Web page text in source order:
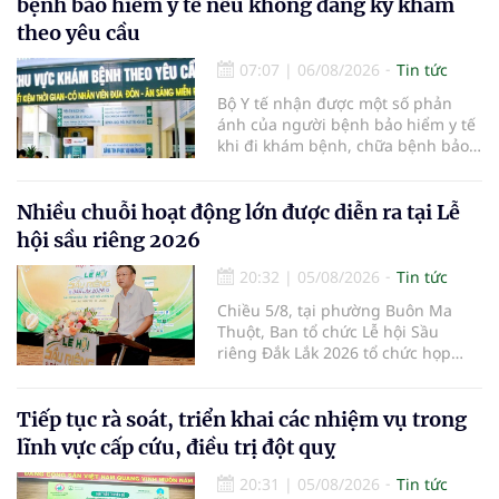
đại mới kết hợp giữa Tri thức, Bản
theo yêu cầu
07:07 | 06/08/2026
Tin tức
Bộ Y tế nhận được một số phản
ánh của người bệnh bảo hiểm y tế
khi đi khám bệnh, chữa bệnh bảo
bệnh, chữa bệnh theo yêu cầu
nhưng vẫn phải nộp thêm các chi
phần cùng chi trả.
Nhiều chuỗi hoạt động lớn được diễn ra tại Lễ
hội sầu riêng 2026
20:32 | 05/08/2026
Tin tức
Chiều 5/8, tại phường Buôn Ma
Thuột, Ban tổ chức Lễ hội Sầu
riêng Đắk Lắk 2026 tổ chức họp
hội Sầu riêng Đắk Lắk năm 2026 có
chủ đề “Sầu riêng Đắk Lắk – Kết nối
vươn xa”, được tổ chức từ ngày
15/8/2026 đến ngày 02/9/2026 tại
Tiếp tục rà soát, triển khai các nhiệm vụ trong
lĩnh vực cấp cứu, điều trị đột quỵ
20:31 | 05/08/2026
Tin tức